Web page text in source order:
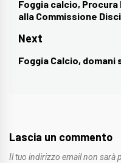
articoli
Previous
post:
Foggia calcio,
alla Commissione
Next
Next
Foggia Calcio,
Lascia un commento
Il tuo indirizzo email non sarà